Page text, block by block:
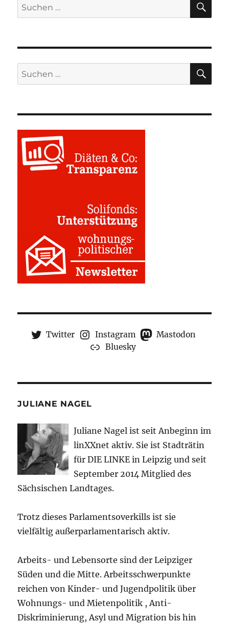
Suchen
nach:
Suchen
nach:
Twitter Instagram
Mastodon
Bluesky
JULIANE NAGEL
Juliane Nagel ist seit Anbeginn im
linXXnet aktiv. Sie ist Stadträtin
für DIE LINKE in Leipzig und seit
September 2014 Mitglied des
Sächsischen Landtages.
Trotz dieses Parlamentsoverkills ist sie
vielfältig außerparlamentarisch aktiv.
Arbeits- und Lebensorte sind der Leipziger
Süden und die Mitte. Arbeitsschwerpunkte
reichen von Kinder- und Jugendpolitik über
Wohnungs- und Mietenpolitik , Anti-
Diskriminierung, Asyl und Migration bis hin